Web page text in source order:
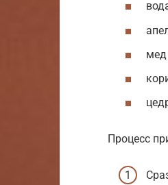
мед
Процесс